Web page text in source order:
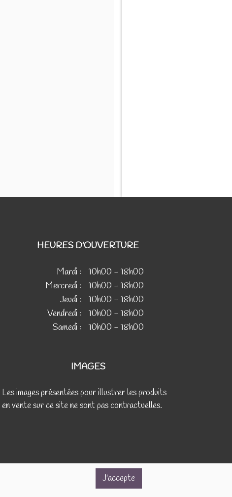
J'accepte
HEURES D'OUVERTURE
Mardi :
10h00 - 18h00
Mercredi :
10h00 - 18h00
Jeudi :
10h00 - 18h00
Vendredi :
10h00 - 18h00
Samedi :
10h00 - 18h00
IMAGES
Les images présentées pour illustrer les produits
en vente sur ce site ne sont pas contractuelles.